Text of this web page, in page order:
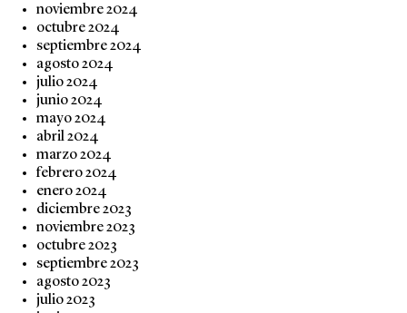
noviembre 2024
octubre 2024
septiembre 2024
agosto 2024
julio 2024
junio 2024
mayo 2024
abril 2024
marzo 2024
febrero 2024
enero 2024
diciembre 2023
noviembre 2023
octubre 2023
septiembre 2023
agosto 2023
julio 2023